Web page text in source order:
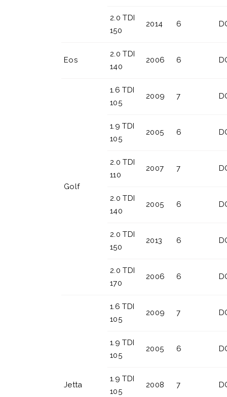
2.0 TDI
150
2014 6
Eos
2.0 TDI
140
2006 6
Golf
1.6 TDI
105
2009 7
1.9 TDI
105
2005 6
2.0 TDI
110
2007 7
2.0 TDI
140
2005 6
2.0 TDI
150
2013 6
2.0 TDI
170
2006 6
Jetta
1.6 TDI
105
2009 7
1.9 TDI
105
2005 6
1.9 TDI
105
2008 7